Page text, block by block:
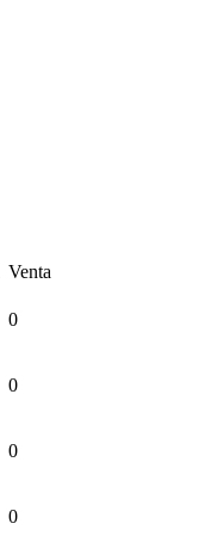
Venta
0
0
0
0